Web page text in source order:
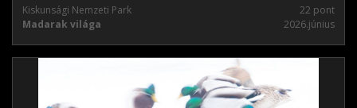
Kiskunsági Nemzeti Park
22 pont
Madarak világa
2026.június